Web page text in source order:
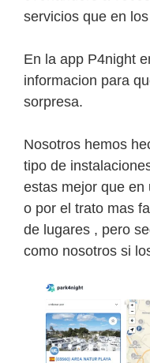
servicios que en
En la app P4night
informacion para
sorpresa.
Nosotros hemos
tipo de
estas mejor que en
o por el trato mas
de lugares , pero
como nosotros si